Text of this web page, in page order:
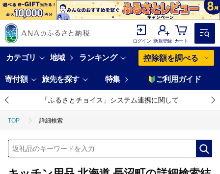
ログイン 新規登録 カート
カテゴリ 地域 ランキング 控除額を調べる
寄付額 旅先を探す 特集 ご利用ガイド
「ふるさとチョイス」システム連携に関して
TOP 詳細検索